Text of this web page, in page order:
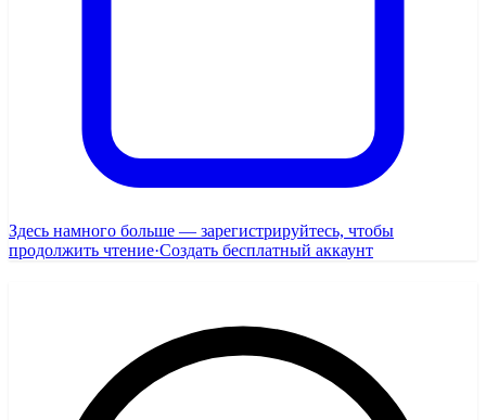
Здесь намного больше — зарегистрируйтесь, чтобы
продолжить чтение·Создать бесплатный аккаунт